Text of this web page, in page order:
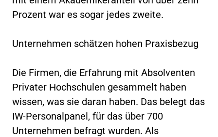
Prozent war es sogar jedes zweite.
Unternehmen schätzen hohen Praxisbezug
Die Firmen, die Erfahrung mit Absolventen
Privater Hochschulen gesammelt haben
wissen, was sie daran haben. Das belegt das
IW-Personalpanel, für das über 700
Unternehmen befragt wurden. Als